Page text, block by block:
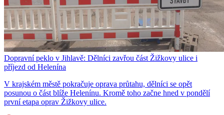
Dopravní peklo v Jihlavě: Dělníci zavřou část Žižkovy ulice i
příjezd od Helenína
V krajském městě pokračuje oprava průtahu, dělníci se opět
posunou o část blíže Helenínu. Kromě toho začne hned v pondělí
první etapa oprav Žižkovy ulice.